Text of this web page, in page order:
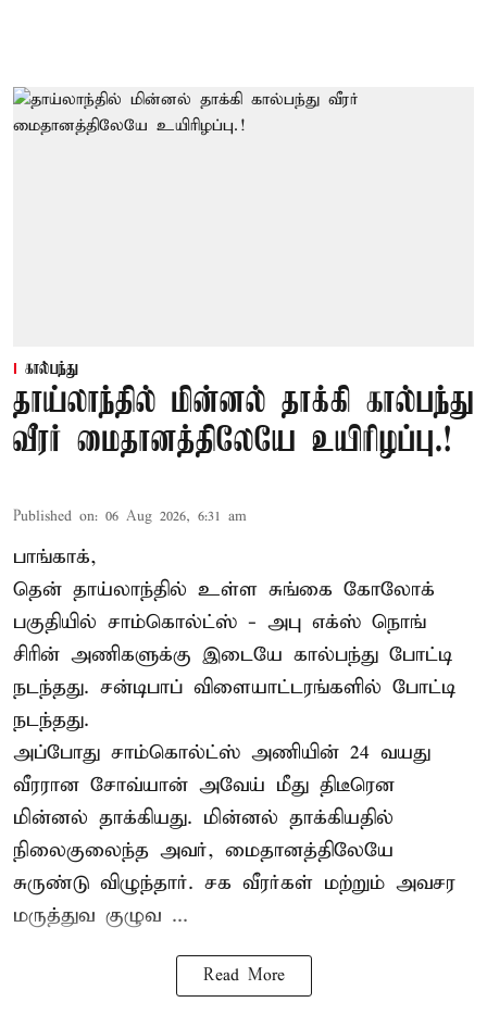
கால்பந்து
தாய்லாந்தில் மின்னல் தாக்கி கால்பந்து
வீரர் மைதானத்திலேயே உயிரிழப்பு.!
Published on: 06 Aug 2026, 6:31 am
பாங்காக்,
தென் தாய்லாந்தில் உள்ள சுங்கை கோலோக்
பகுதியில் சாம்கொல்ட்ஸ் - அபு எக்ஸ் நொங்
சிரின் அணிகளுக்கு இடையே கால்பந்து போட்டி
நடந்தது. சன்டிபாப் விளையாட்டரங்களில் போட்டி
நடந்தது.
அப்போது சாம்கொல்ட்ஸ் அணியின் 24 வயது
வீரரான சோவ்யான் அவேய் மீது திடீரென
மின்னல் தாக்கியது. மின்னல் தாக்கியதில்
நிலைகுலைந்த அவர், மைதானத்திலேயே
சுருண்டு விழுந்தார். சக வீரர்கள் மற்றும் அவசர
மருத்துவ குழுவ ...
Read More